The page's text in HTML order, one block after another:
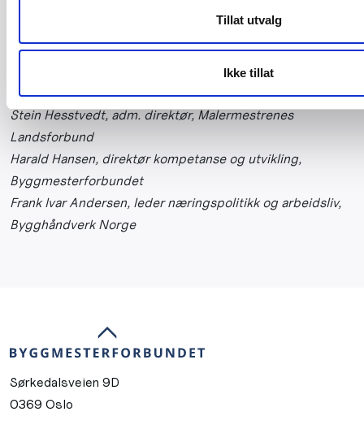
Tillat utvalg
Ikke tillat
Stein Hesstvedt, adm. direktør, Malermestrenes
Landsforbund
Harald Hansen, direktør kompetanse og utvikling,
Byggmesterforbundet
Frank Ivar Andersen, leder næringspolitikk og arbeidsliv,
Bygghåndverk Norge
Sørkedalsveien 9D
0369 Oslo